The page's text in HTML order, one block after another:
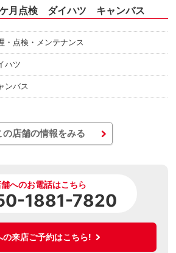
月点検 ダイハツ キャンバス
・点検・メンテナンス
ハツ
ンバス
の店舗の情報をみる
舗へのお電話はこちら
1881-7820
の来店ご予約はこちら!